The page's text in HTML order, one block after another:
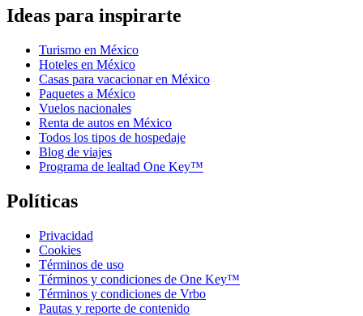
Ideas para inspirarte
Turismo en México
Hoteles en México
Casas para vacacionar en México
Paquetes a México
Vuelos nacionales
Renta de autos en México
Todos los tipos de hospedaje
Blog de viajes
Programa de lealtad One Key™
Políticas
Privacidad
Cookies
Términos de uso
Términos y condiciones de One Key™
Términos y condiciones de Vrbo
Pautas y reporte de contenido